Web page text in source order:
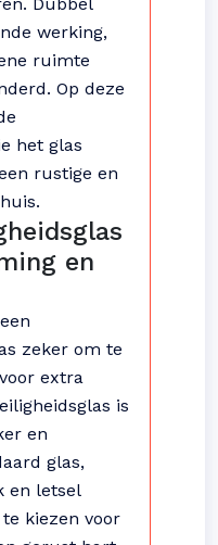
werking,
ruimte
Op deze
het glas
rustige en
en
zeker om te
extra
is
en
glas,
en letsel
kiezen voor